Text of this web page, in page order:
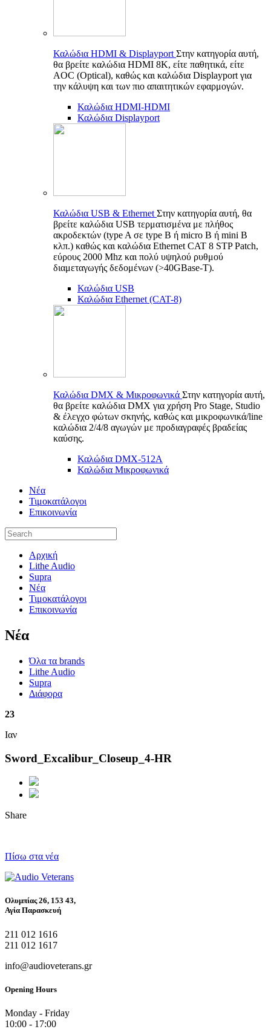
Καλώδια HDMI & Displayport Στην κατηγορία αυτή,
θα βρείτε καλώδια HDMI 8K, είτε παθητικά, είτε
AOC (Optical), καθώς και καλώδια Displayport για
την κάλυψη και των πιο απαιτητικών εφαρμογών.
Καλώδια HDMI-HDMI
Καλώδια Displayport
Καλώδια USB & Ethernet Στην κατηγορία αυτή, θα
βρείτε καλώδια USB τερματισμένα με πλήθος
ακροδεκτών (type A σε type B ή micro B ή mini B
κλπ.) καθώς και καλώδια Ethernet CAT 8 STP Patch,
εύρους 2000 Mhz και πολύ υψηλού ρυθμού
διαμεταγωγής δεδομένων (>40GBase-T).
Καλώδια USB
Καλώδια Ethernet (CAT-8)
Καλώδια DMX & Μικροφωνικά Στην κατηγορία αυτή,
θα βρείτε καλώδια DMX για χρήση Pro Stage, Studio
& έλεγχο φώτων σκηνής, καθώς και μικροφωνικά/line
καλώδια 2/4/8 αγωγών με προδιαγραφές βραδείας
καύσης.
Καλώδια DMX-512A
Καλώδια Μικροφωνικά
Νέα
Τιμοκατάλογοι
Επικοινωνία
Αρχική
Lithe Audio
Supra
Νέα
Τιμοκατάλογοι
Επικοινωνία
Nέα
Όλα τα brands
Lithe Audio
Supra
Διάφορα
23
Ιαν
Sword_Excalibur_Closeup_4-HR
Share
Πίσω στα νέα
Ολυμπίας 26, 153 43,
Αγία Παρασκευή
211 012 1616
211 012 1617
info@audioveterans.gr
Opening Hours
Monday - Friday
10:00 - 17:00